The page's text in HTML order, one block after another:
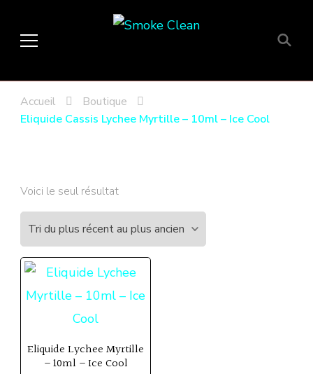
Smoke Clean
Accueil
Boutique
Eliquide Cassis Lychee Myrtille – 10ml – Ice Cool
Voici le seul résultat
Eliquide Lychee Myrtille
– 10ml – Ice Cool